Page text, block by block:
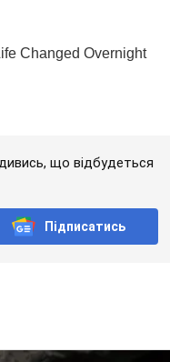
що відбудеться
Підписатись